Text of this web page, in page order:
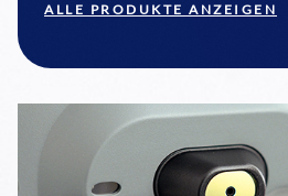
ALLE PRODUKTE ANZEIGEN